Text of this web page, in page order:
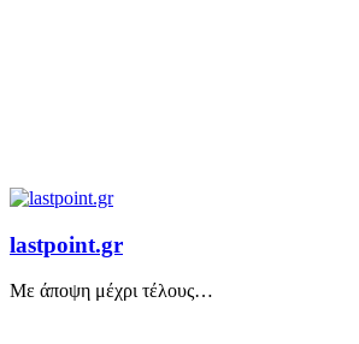
lastpoint.gr
Με άποψη μέχρι τέλους…